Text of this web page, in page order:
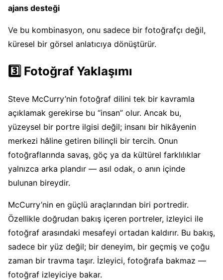
ajans desteği
Ve bu kombinasyon, onu sadece bir fotoğrafçı değil,
küresel bir görsel anlatıcıya dönüştürür.
3️⃣ Fotoğraf Yaklaşımı
Steve McCurry’nin fotoğraf dilini tek bir kavramla
açıklamak gerekirse bu “insan” olur. Ancak bu,
yüzeysel bir portre ilgisi değil; insanı bir hikâyenin
merkezi hâline getiren bilinçli bir tercih. Onun
fotoğraflarında savaş, göç ya da kültürel farklılıklar
yalnızca arka plandır — asıl odak, o anın içinde
bulunan bireydir.
McCurry’nin en güçlü araçlarından biri portredir.
Özellikle doğrudan bakış içeren portreler, izleyici ile
fotoğraf arasındaki mesafeyi ortadan kaldırır. Bu bakış,
sadece bir yüz değil; bir deneyim, bir geçmiş ve çoğu
zaman bir travma taşır. İzleyici, fotoğrafa bakmaz —
fotoğraf izleyiciye bakar.